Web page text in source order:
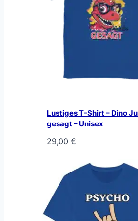
Lustiges T-Shirt – Dino
gesagt – Unisex
29,00 €